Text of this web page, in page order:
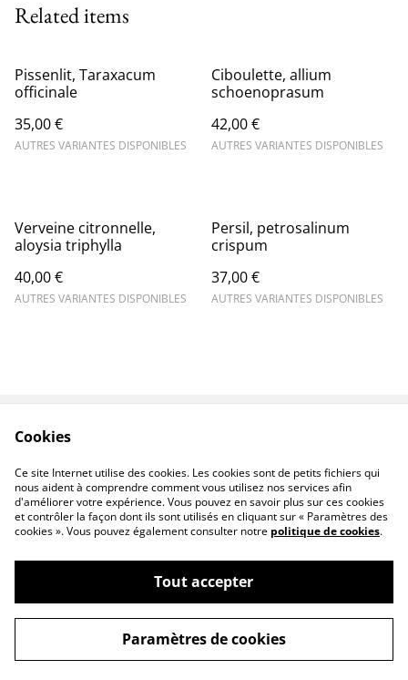
Related items
Pissenlit, Taraxacum
officinale
35,00 €
AUTRES VARIANTES DISPONIBLES
Ciboulette, allium
schoenoprasum
42,00 €
AUTRES VARIANTES DISPONIBLES
Verveine citronnelle,
aloysia triphylla
40,00 €
AUTRES VARIANTES DISPONIBLES
Persil, petrosalinum
crispum
37,00 €
AUTRES VARIANTES DISPONIBLES
Privacy Policy
Cookie Policy
F.A.Q
©2026Allersensciel
powered by
Cookies
Ce site Internet utilise des cookies. Les cookies sont de petits fichiers qui
nous aident à comprendre comment vous utilisez nos services afin
d'améliorer votre expérience. Vous pouvez en savoir plus sur ces cookies
et contrôler la façon dont ils sont utilisés en cliquant sur « Paramètres des
cookies ». Vous pouvez également consulter notre politique de cookies.
Tout accepter
Paramètres de cookies